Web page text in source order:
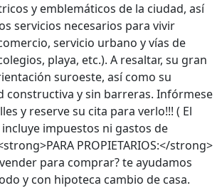
y emblemáticos de la ciudad, así
servicios necesarios para vivir
servicio urbano y vías de
playa, etc.). A resaltar, su gran
suroeste, así como su
constructiva y sin barreras. Infórmese
y reserve su cita para verlo!!! ( El
impuestos ni gastos de
PROPIETARIOS:</strong>
para comprar? te ayudamos
y con hipoteca cambio de casa.